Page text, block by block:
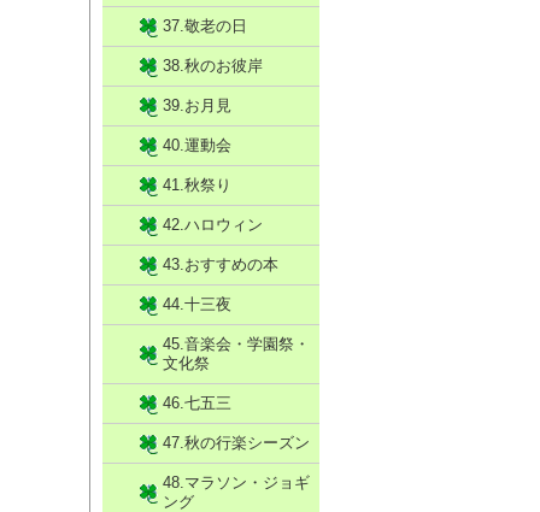
37.敬老の日
38.秋のお彼岸
39.お月見
40.運動会
41.秋祭り
42.ハロウィン
43.おすすめの本
44.十三夜
45.音楽会・学園祭・
文化祭
46.七五三
47.秋の行楽シーズン
48.マラソン・ジョギ
ング